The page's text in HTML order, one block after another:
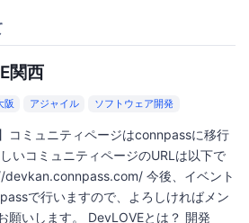
関西
阪 アジャイル ソフトウェア開発
コミュニティページはconnpassに移行
いコミュニティページのURLは以下で
今後、イベント
で行いますので、よろしければメン
願いします。 DevLOVEとは？ 開発